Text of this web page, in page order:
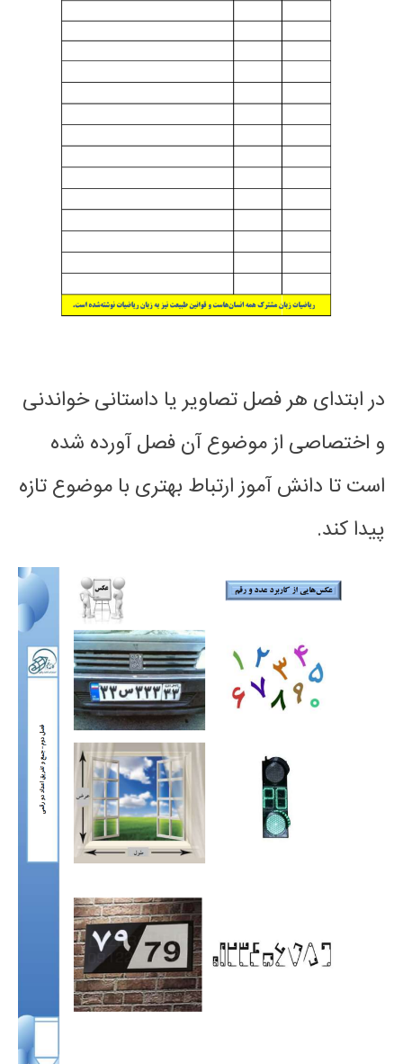
در ابتدای هر فصل تصاویر یا داستانی خواندنی
و اختصاصی از موضوع آن فصل آورده شده
است تا دانش آموز ارتباط بهتری با موضوع تازه
پیدا کند.